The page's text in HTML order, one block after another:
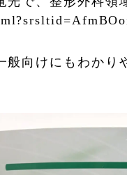
向けにもわか